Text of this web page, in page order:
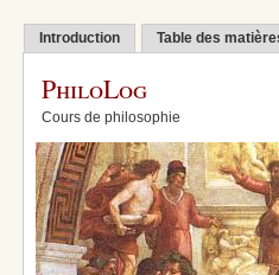
Introduction Table des
PhiloLog
Cours de philosophie